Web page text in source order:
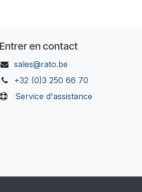
Entrer en contact
sales@rato.be
+32 (0)3 250 66 70
Service d'assistance